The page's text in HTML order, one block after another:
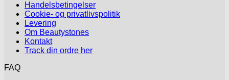
kan
vælges
varesiden
Handelsbetingelser
Cookie- og privatlivspolitik
Levering
Om Beautystones
Kontakt
Track din ordre her
FAQ